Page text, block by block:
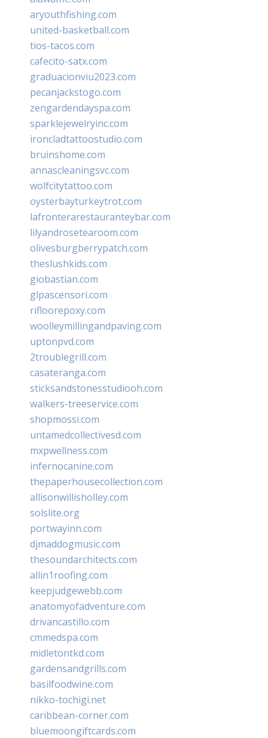
aryouthfishing.com
united-basketball.com
tios-tacos.com
cafecito-satx.com
graduacionviu2023.com
pecanjackstogo.com
zengardendayspa.com
sparklejewelryinc.com
ironcladtattoostudio.com
bruinshome.com
annascleaningsvc.com
wolfcitytattoo.com
oysterbayturkeytrot.com
lafronterarestauranteybar.com
lilyandrosetearoom.com
olivesburgberrypatch.com
theslushkids.com
giobastian.com
glpascensori.com
rifloorepoxy.com
woolleymillingandpaving.com
uptonpvd.com
2troublegrill.com
casateranga.com
sticksandstonesstudiooh.com
walkers-treeservice.com
shopmossi.com
untamedcollectivesd.com
mxpwellness.com
infernocanine.com
thepaperhousecollection.com
allisonwillisholley.com
solslite.org
portwayinn.com
djmaddogmusic.com
thesoundarchitects.com
allin1roofing.com
keepjudgewebb.com
anatomyofadventure.com
drivancastillo.com
cmmedspa.com
midletontkd.com
gardensandgrills.com
basilfoodwine.com
nikko-tochigi.net
caribbean-corner.com
bluemoongiftcards.com